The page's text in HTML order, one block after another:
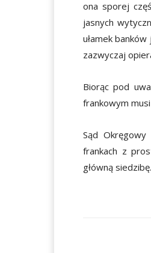
ona sporej
jasnych
ułamek
zazwyczaj
Biorąc pod
frankowym
Sąd
frankach z
główną